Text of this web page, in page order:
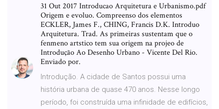
31 Out 2017 Introducao Arquitetura e Urbanismo.pdf
Origem e evoluo. Compreenso dos elementos
ECKLER, James F., CHING, Francis D.K. Introduo
Arquitetura. Trad. As primeiras sustentam que o
fenmeno artstico tem sua origem na projeo de
Introdução Ao Desenho Urbano - Vicente Del Rio.
Enviado por.
Introdução. A cidade de Santos possui uma
história urbana de quase 470 anos. Nesse longo
período, foi construída uma infinidade de edifícios,